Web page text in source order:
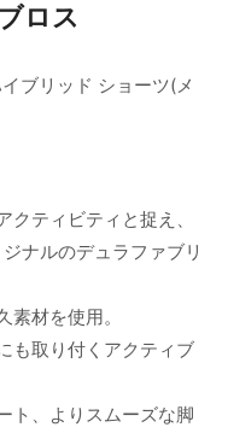
ロス
ブリッド ショーツ(メ
ティビティと捉え、
ナルのデュラファブリ
材を使用。
も取り付くアクティブ
ト、よりスムーズな脚